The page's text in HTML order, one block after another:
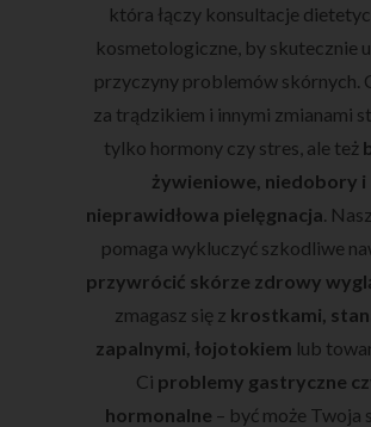
która łączy konsultacje
kosmetologiczne, by skutecznie
przyczyny problemów skórnych.
za trądzikiem i innymi zmianami
tylko hormony czy stres, ale też
żywieniowe, niedobory i
nieprawidłowa pielęgnacja .
pomaga wykluczyć szkodliwe
przywrócić skórze zdrowy
zmagasz się z krostkami,
zapalnymi, łojotokiem lub
Ci problemy gastryczne
hormonalne – być może Twoja